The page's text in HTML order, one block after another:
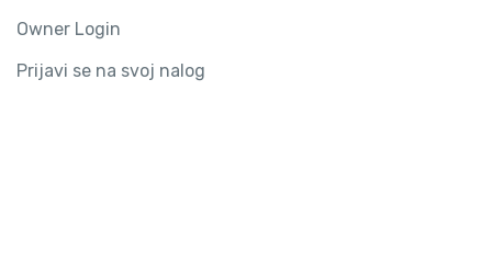
Owner Login
Prijavi se na svoj nalog